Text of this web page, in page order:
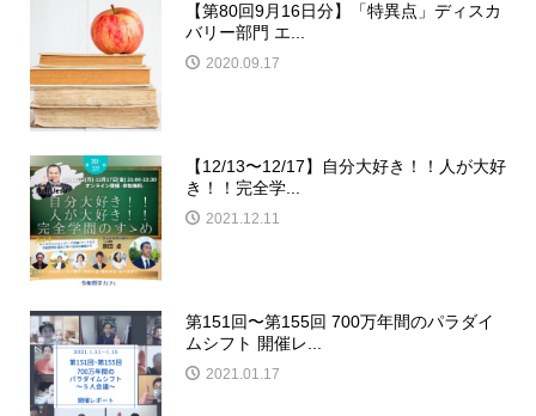
【第80回9月16日分】「特異点」ディスカ
バリー部門 エ...
2020.09.17
【12/13〜12/17】自分大好き！！人が大好
き！！完全学...
2021.12.11
第151回〜第155回 700万年間のパラダイ
ムシフト 開催レ...
2021.01.17